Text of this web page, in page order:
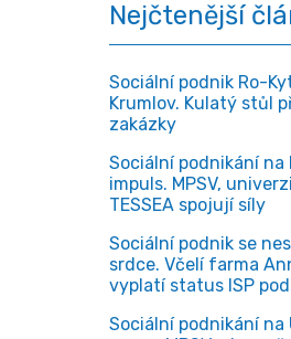
Nejčtenější
Sociální podnik Ro-
Krumlov. Kulatý stůl
zakázky
Sociální podnikání
impuls. MPSV,
TESSEA spojují síly
Sociální podnik se
srdce. Včelí farma
vyplatí status ISP
Sociální podnikání